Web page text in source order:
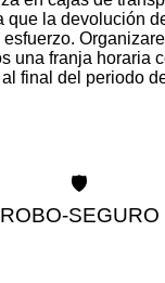
que la devolución
una franja horaria
final del periodo
🛡️
ROBO-SEGURO